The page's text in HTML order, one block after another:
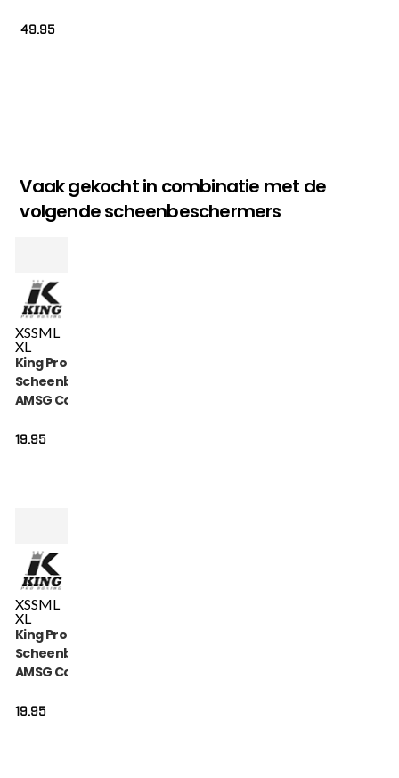
49.95
Vaak gekocht in combinatie met de
volgende scheenbeschermers
XSSML
XL
King Pro Boxing
Scheenbeschermers
AMSG Cotton (KPB
19.95
XSSML
XL
King Pro Boxing
Scheenbeschermers
AMSG Cotton (KPB
19.95